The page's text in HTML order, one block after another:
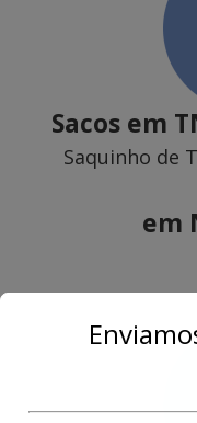
Sacos em
Saquinho de
em